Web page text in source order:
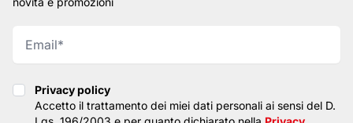
Privacy policy
Privacy policy
Accetto il trattamento dei miei dati personali ai sensi del D.